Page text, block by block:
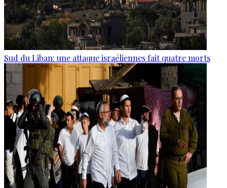
Sud du Liban: une attaque israéliennes fait quatre morts